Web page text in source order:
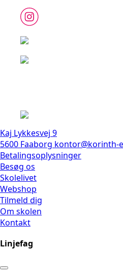
Kaj Lykkesvej 9
5600 Faaborg kontor@korinth-
Betalingsoplysninger
Besøg os
Skolelivet
Webshop
Tilmeld dig
Om skolen
Kontakt
Linjefag